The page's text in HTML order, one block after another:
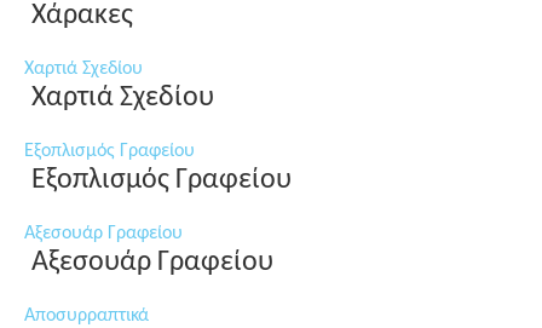
Χάρακες
Χαρτιά Σχεδίου
Χαρτιά Σχεδίου
Εξοπλισμός Γραφείου
Εξοπλισμός Γραφείου
Αξεσουάρ Γραφείου
Αξεσουάρ Γραφείου
Αποσυρραπτικά